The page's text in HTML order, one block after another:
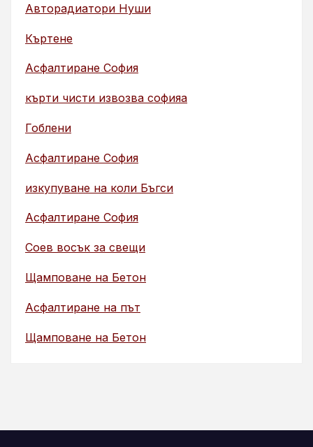
Авторадиатори Нуши
Къртене
Асфалтиране София
кърти чисти извозва софияа
Гоблени
Асфалтиране София
изкупуване на коли Бъгси
Асфалтиране София
Соев восък за свещи
Щамповане на Бетон
Асфалтиране на път
Щамповане на Бетон